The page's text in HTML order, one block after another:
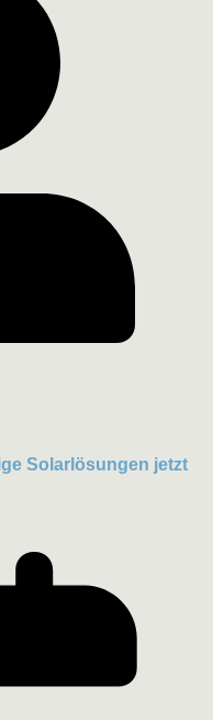
Solarlösungen jetzt